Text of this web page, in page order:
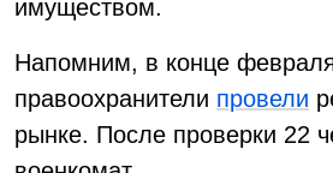
имуществом.
Напомним, в конце
правоохранители провели
рынке. После проверки 22